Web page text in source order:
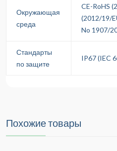
Окружающая
среда
CE-RoHS
(2012/19/
No 1907/
Стандарты
по защите
IP67 (IEC
Похожие товары